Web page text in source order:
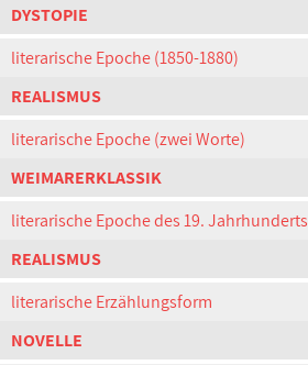
DYSTOPIE
literarische Epoche (1850-1880)
REALISMUS
literarische Epoche (zwei Worte)
WEIMARERKLASSIK
literarische Epoche des 19. Jahrhunderts
REALISMUS
literarische Erzählungsform
NOVELLE